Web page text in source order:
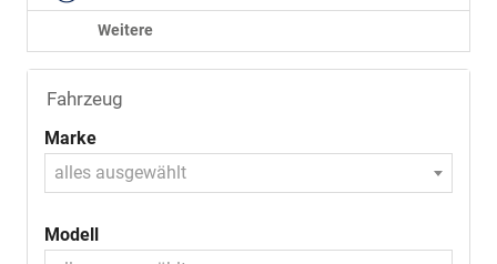
Weitere
Fahrzeug
Marke
alles ausgewählt
Modell